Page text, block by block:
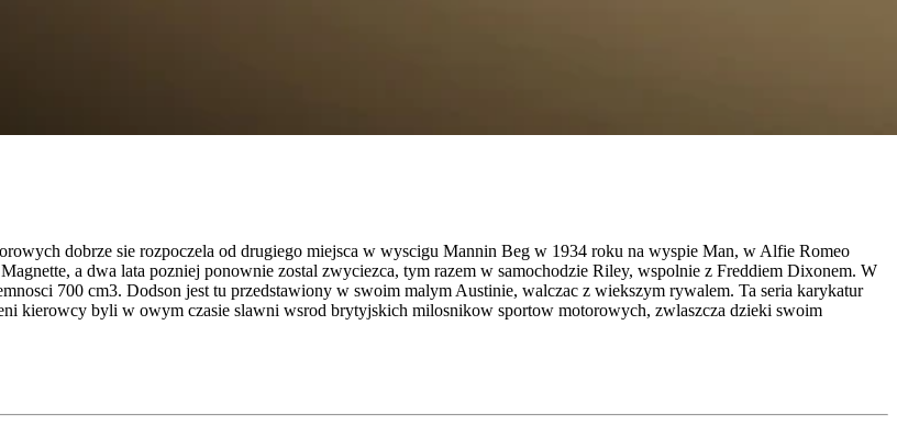
dobrze sie rozpoczela od drugiego miejsca w wyscigu Mannin Beg w 1934 roku na wyspie Man, w Alfie Romeo
a dwa lata pozniej ponownie zostal zwyciezca, tym razem w samochodzie Riley, wspolnie z Freddiem Dixonem. W
700 cm3. Dodson jest tu przedstawiony w swoim malym Austinie, walczac z wiekszym rywalem. Ta seria karykatur
kierowcy byli w owym czasie slawni wsrod brytyjskich milosnikow sportow motorowych, zwlaszcza dzieki swoim